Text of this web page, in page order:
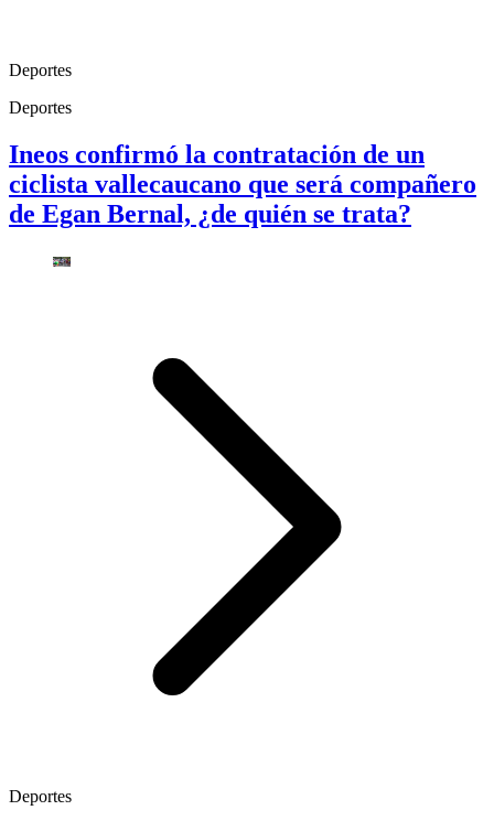
Deportes
Deportes
Ineos confirmó la contratación de un
ciclista vallecaucano que será compañero
de Egan Bernal, ¿de quién se trata?
Deportes